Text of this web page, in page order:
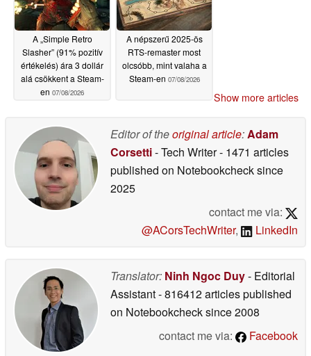
A „Simple Retro
Slasher” (91% pozitív
értékelés) ára 3 dollár
alá csökkent a Steam-
en 07/08/2026
A népszerű 2025-ös
RTS-remaster most
olcsóbb, mint valaha a
Steam-en 07/08/2026
Show more articles
Editor of theoriginal article:Adam
Corsetti- Tech Writer- 1471 articles
published on Notebookchecksince
2025
contact me via:
@ACorsTechWriter, LinkedIn
Translator: Ninh Ngoc Duy- Editorial
Assistant- 816412 articles published
on Notebookchecksince 2008
contact me via:
Facebook